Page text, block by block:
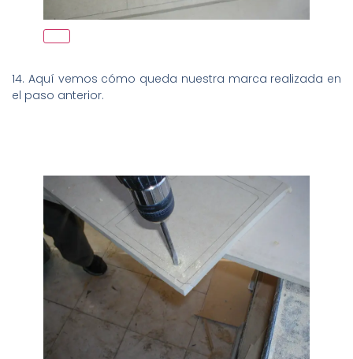
14. Aquí vemos cómo queda nuestra marca realizada en
el paso anterior.